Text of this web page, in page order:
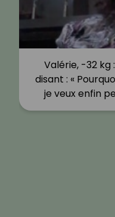
Valérie, -32 kg
disant : «
je veux enfin